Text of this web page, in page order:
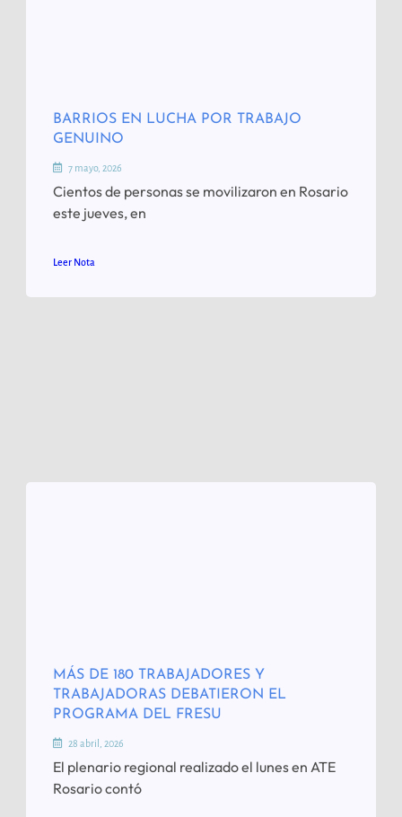
BARRIOS EN LUCHA POR TRABAJO
GENUINO
7 mayo, 2026
Cientos de personas se movilizaron en Rosario
este jueves, en
Leer Nota
MÁS DE 180 TRABAJADORES Y
TRABAJADORAS DEBATIERON EL
PROGRAMA DEL FRESU
28 abril, 2026
El plenario regional realizado el lunes en ATE
Rosario contó